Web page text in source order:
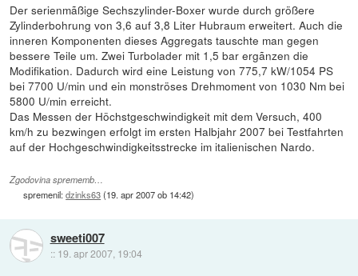
Der serienmãßige Sechszylinder-Boxer wurde durch größere
Zylinderbohrung von 3,6 auf 3,8 Liter Hubraum erweitert. Auch die
inneren Komponenten dieses Aggregats tauschte man gegen
bessere Teile um. Zwei Turbolader mit 1,5 bar ergãnzen die
Modifikation. Dadurch wird eine Leistung von 775,7 kW/1054 PS
bei 7700 U/min und ein monströses Drehmoment von 1030 Nm bei
5800 U/min erreicht.
Das Messen der Höchstgeschwindigkeit mit dem Versuch, 400
km/h zu bezwingen erfolgt im ersten Halbjahr 2007 bei Testfahrten
auf der Hochgeschwindigkeitsstrecke im italienischen Nardo.
Zgodovina sprememb…
spremenil:dzinks63(19. apr 2007 ob 14:42)
sweeti007
:: 19. apr 2007, 19:04